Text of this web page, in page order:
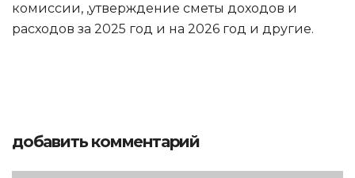
комиссии, ,утверждение сметы доходов и
расходов за 2025 год и на 2026 год и другие.
добавить комментарий